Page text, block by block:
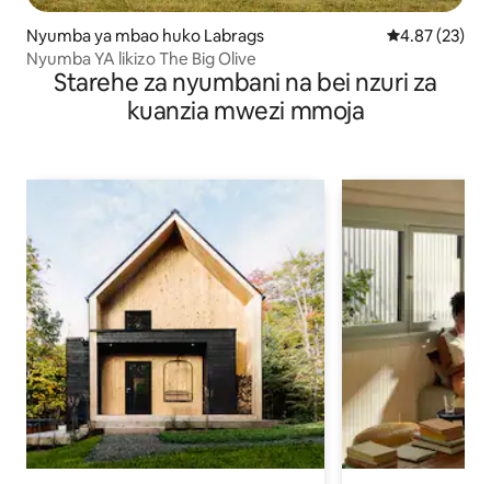
Nyumba ya mbao huko Labrags Ukadiriaji wa
4.87 (23)
Nyumba YA likizo The Big Olive
Starehe za nyumbani na bei nzuri za
kuanzia mwezi mmoja